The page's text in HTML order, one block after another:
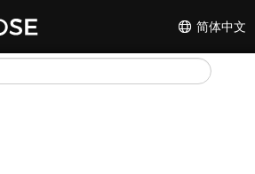
简体中文